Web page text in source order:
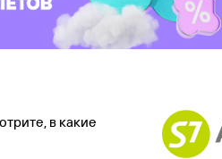
в какие